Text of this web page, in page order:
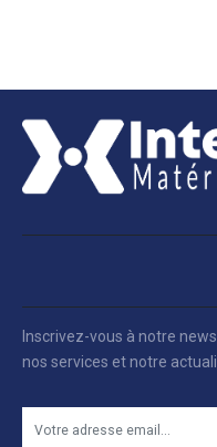
Inscrivez-vous à notre
nos services et notre